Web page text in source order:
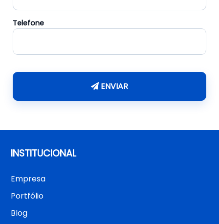
Telefone
ENVIAR
INSTITUCIONAL
Empresa
Portfólio
Blog